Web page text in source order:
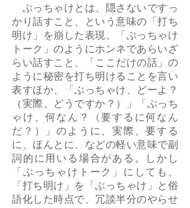
ぶっちゃけとは、隠さないですっ
かり話すこと、という意味の「打ち
明け」を崩した表現。「ぶっちゃけ
トーク」のようにホンネであらいざ
らい話すこと、「ここだけの話」の
ように秘密を打ち明けることを言い
表すほか、「ぶっちゃけ、どーよ？
（実際、どうですか？）」「ぶっち
ゃけ、何なん？（要するに何なん
だ？）」のように、実際、要する
に、ほんとに、などの軽い意味で副
詞的に用いる場合がある。しかし
「ぶっちゃけトーク」にしても、
「打ち明け」を「ぶっちゃけ」と俗
語化した時点で、冗談半分のやらせ